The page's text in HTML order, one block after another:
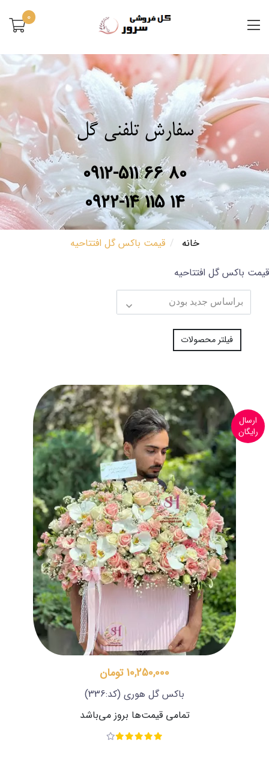
0
سفارش تلفنی گل
0912-511 66 80
0922-14 115 14
خانه
قیمت باکس گل افتتاحیه
قیمت باکس گل افتتاحیه
فیلتر محصولات
ارسال
رایگان
10,250,000 تومان
باکس گل هوری (کد:336)
تمامی قیمت‌ها بروز می‌باشد